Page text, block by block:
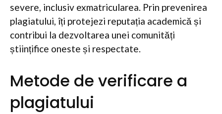
severe, inclusiv exmatricularea. Prin prevenirea
plagiatului, îți protejezi reputația academică și
contribui la dezvoltarea unei comunități
științifice oneste și respectate.
Metode de verificare a
plagiatului